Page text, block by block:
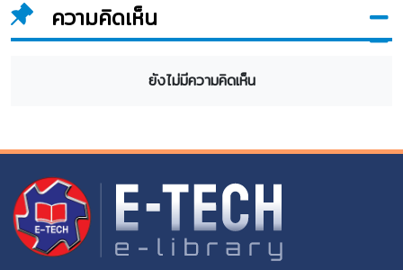
ความคิดเห็น
ยังไม่มีความคิดเห็น